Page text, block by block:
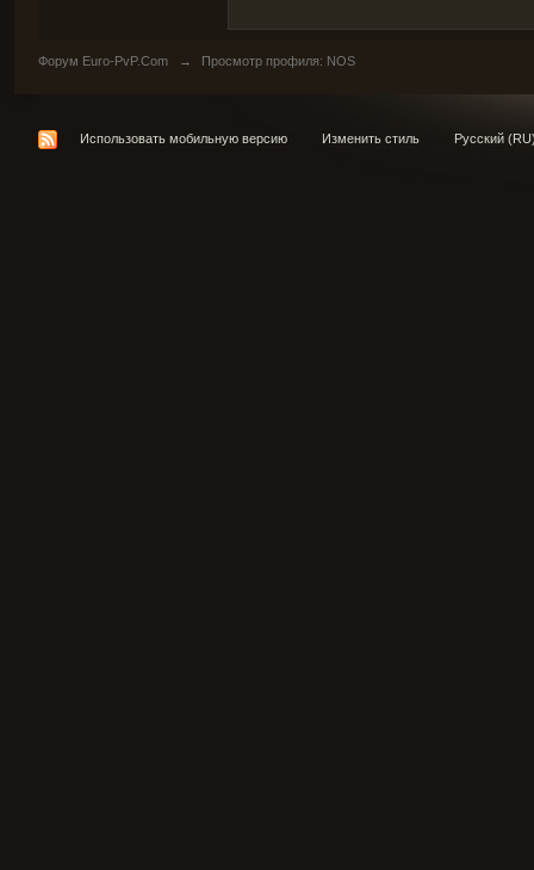
Форум Euro-PvP.Com → Просмотр профиля: NOS
Использовать мобильную версию Изменить стиль Русский